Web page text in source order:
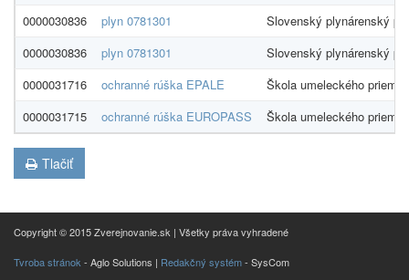
0000030836
plyn 0781301
Slovenský plynárenský
0000030836
plyn 0781301
Slovenský plynárenský
0000031716
ochranné rúška EPALE
Škola umeleckého
0000031715
ochranné rúška EUROPASS Škola umeleckého
Tlačiť
Copyright © 2015 Zverejnovanie.sk | Všetky práva vyhradené
Tvroba stránok - Aglo Solutions | Redakčný systém- SysCom